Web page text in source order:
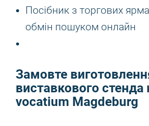
Посібник з торгових
обмін пошуком онлайн
Замовте
виставкового стенда
vocatium Magdeburg